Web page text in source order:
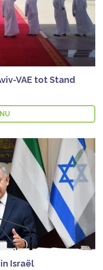
VAE tot Stand
Israël